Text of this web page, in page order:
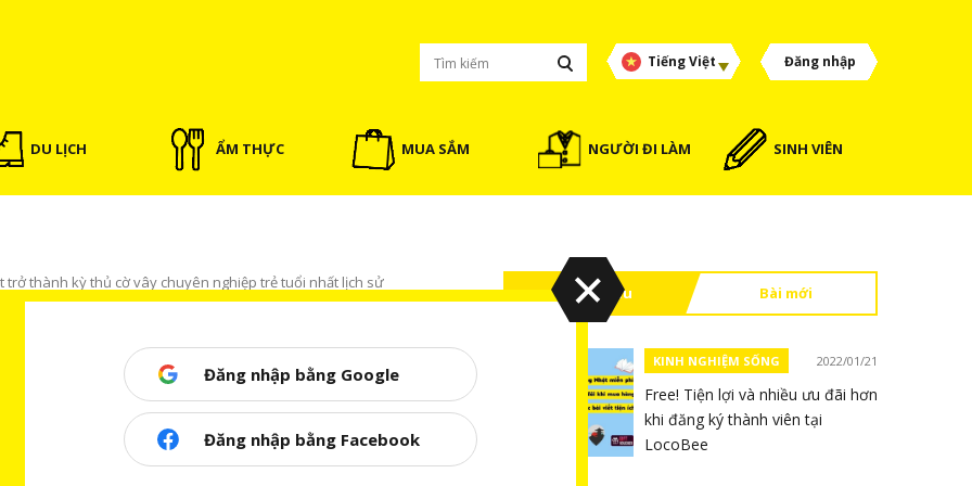
Tiếng Việt Đăng nhập
DU LỊCH ẨM THỰC MUA SẮM NGƯỜI ĐI LÀM SINH VIÊN
trở thành kỳ thủ cờ vây chuyên nghiệp trẻ tuổi nhất lịch sử
kỳ thủ cờ vây chuyên nghiệp trẻ
Đọc nhiều Bài mới
KINH NGHIỆM SỐNG 2022/01/21
Free! Tiện lợi và nhiều ưu đãi hơn
khi đăng ký thành viên tại
LocoBee
Đăng nhập bằng Google
Đăng nhập bằng Facebook